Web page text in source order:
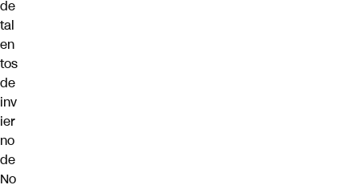
de
tal
en
tos
de
inv
ier
no
de
No